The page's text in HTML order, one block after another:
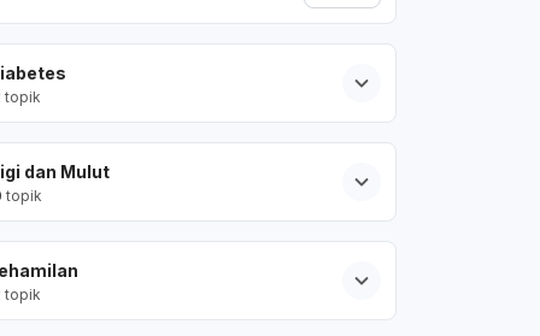
topik
dan Mulut
topik
topik